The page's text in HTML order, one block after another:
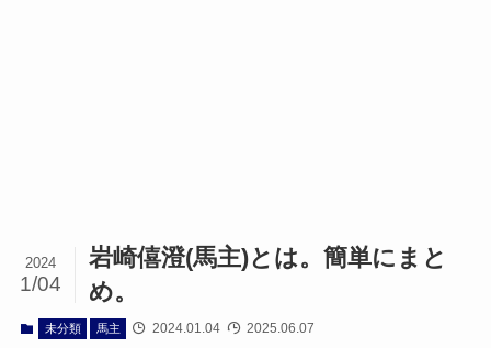
岩崎僖澄(馬主)とは。簡単にまと
め。
2024
1/04
未分類 馬主 2024.01.04 2025.06.07